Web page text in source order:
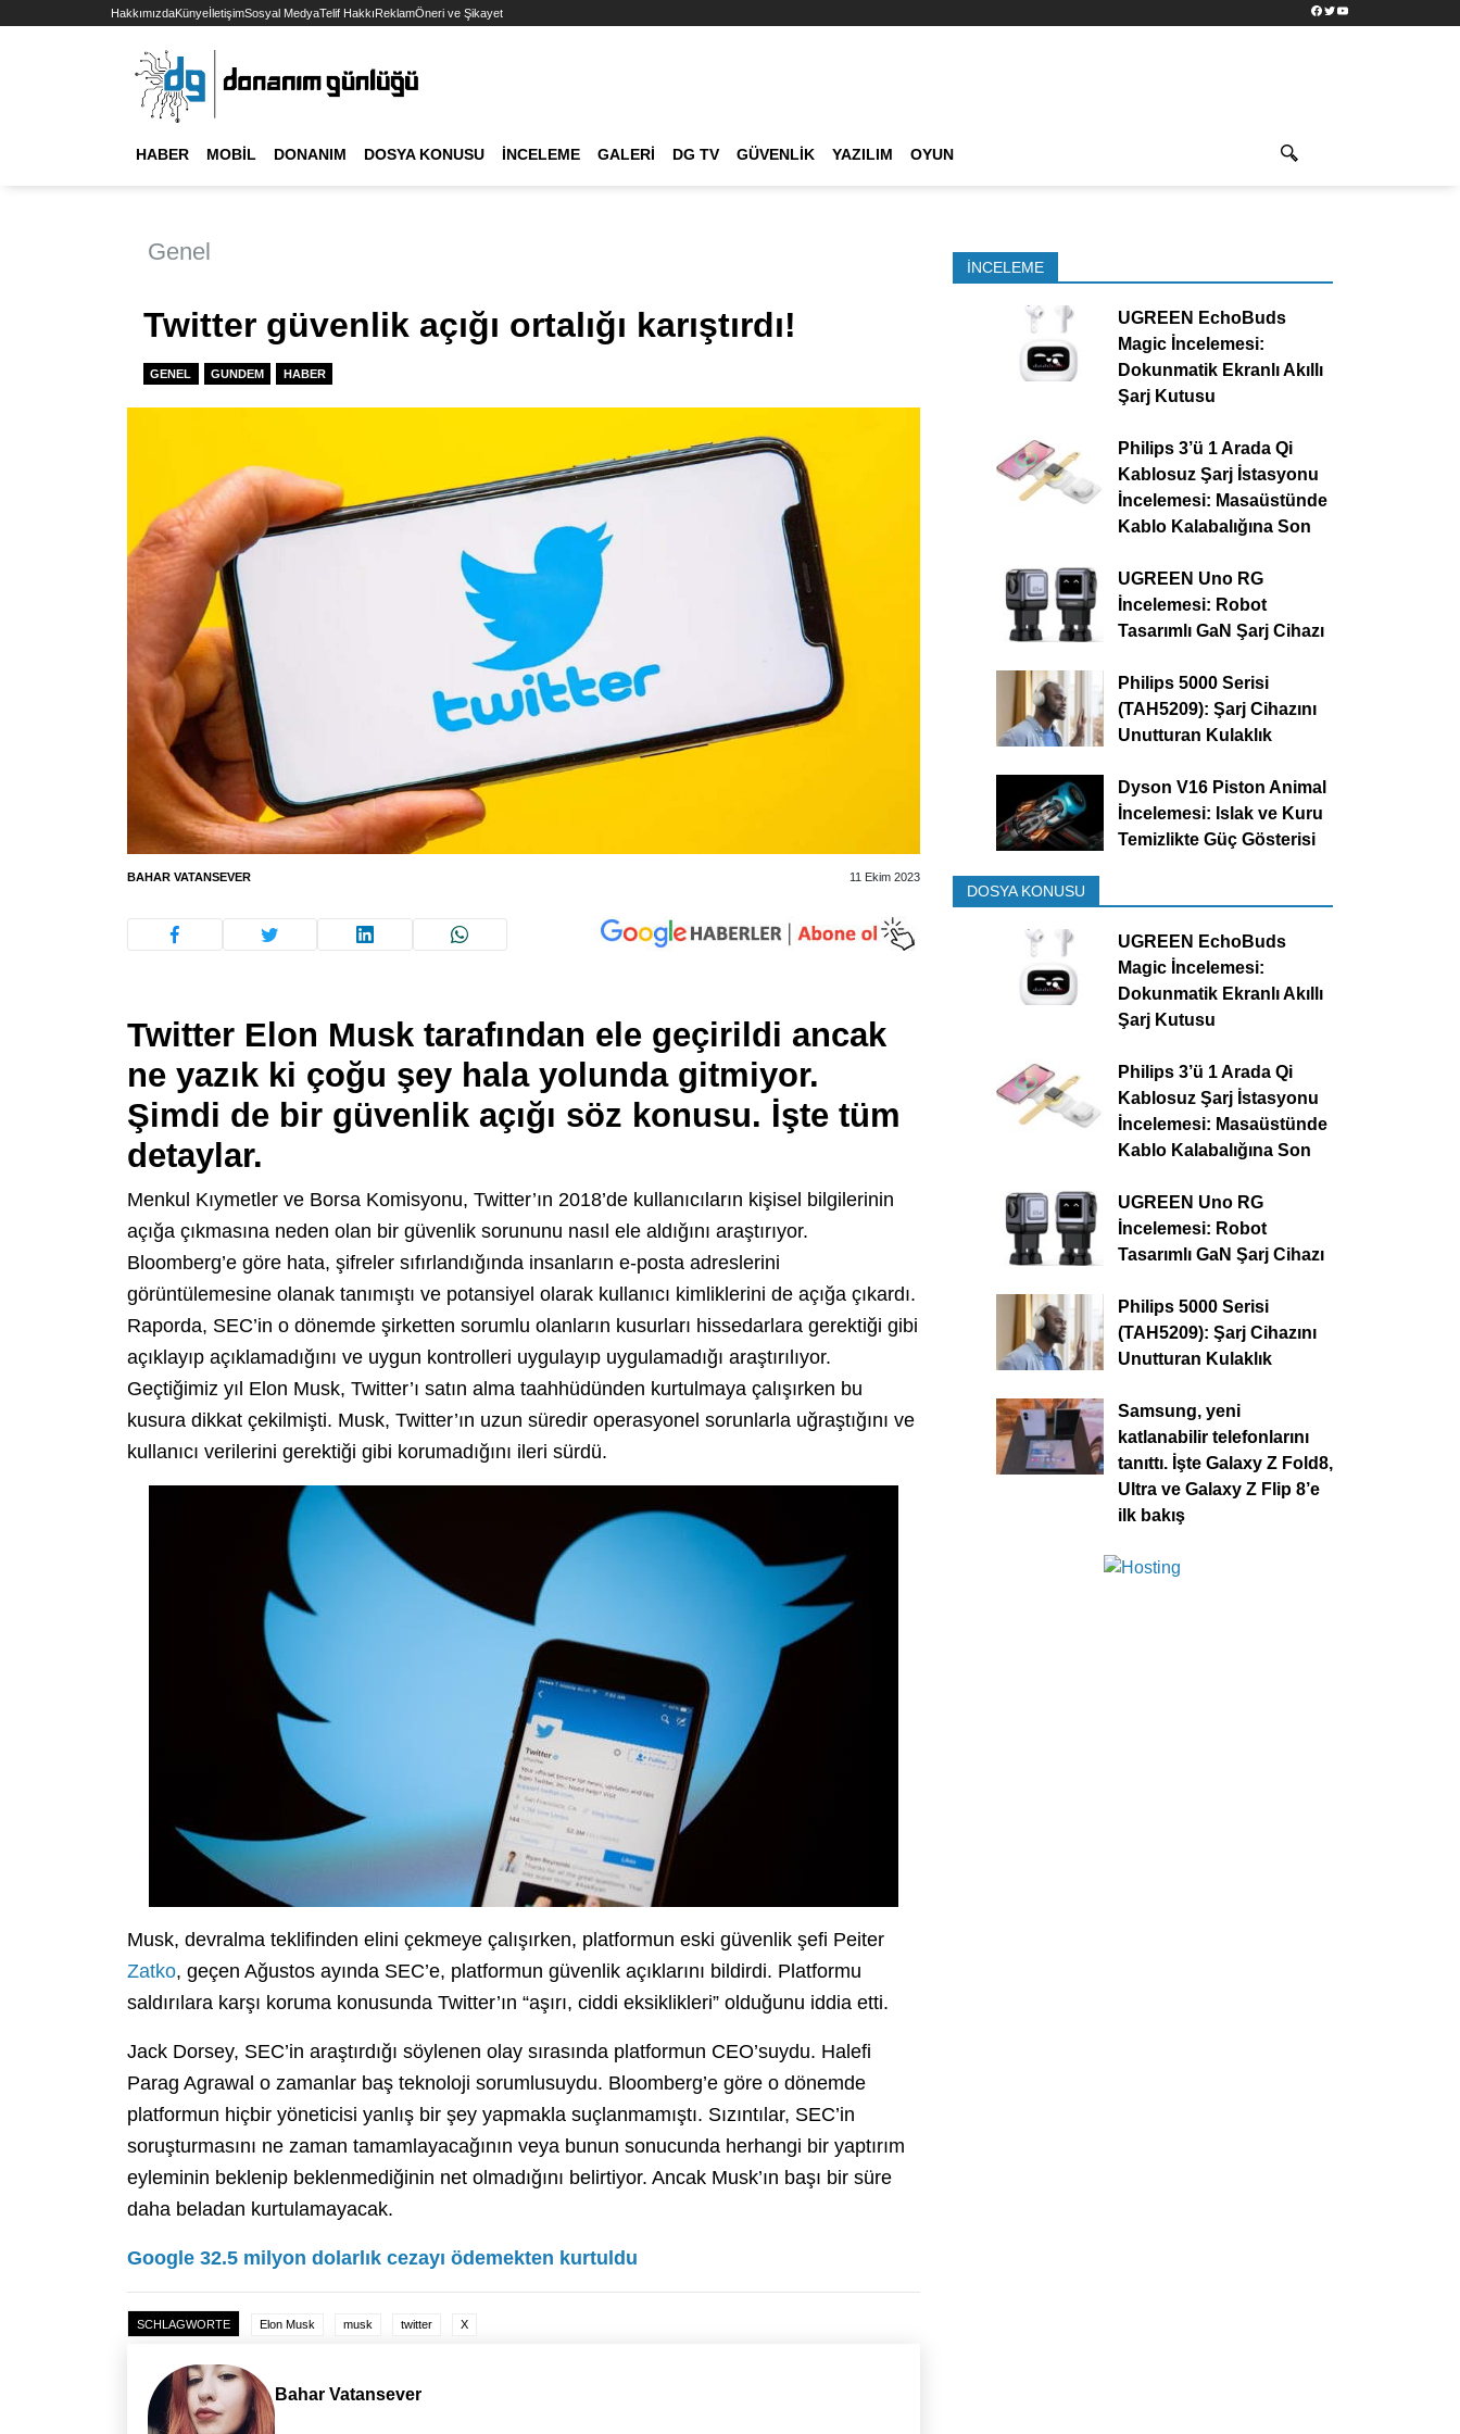
HakkımızdaKünyeİletişimSosyal MedyaTelif HakkıReklamÖneri ve Şikayet Facebook
TwitterYouTube
HABER MOBIL DONANIM DOSYA KONUSU İNCELEME GALERI DG TV GÜVENLIK YAZILIM OYUN
Genel
Twitter güvenlik açığı ortalığı karıştırdı!
GENEL GUNDEM HABER
BAHAR VATANSEVER 11 Ekim 2023
Twitter Elon Musk tarafından ele geçirildi ancak
ne yazık ki çoğu şey hala yolunda gitmiyor.
Şimdi de bir güvenlik açığı söz konusu. İşte tüm
detaylar.
Menkul Kıymetler ve Borsa Komisyonu, Twitter’ın 2018’de kullanıcıların kişisel bilgilerinin
açığa çıkmasına neden olan bir güvenlik sorununu nasıl ele aldığını araştırıyor.
Bloomberg’e göre hata, şifreler sıfırlandığında insanların e-posta adreslerini
görüntülemesine olanak tanımıştı ve potansiyel olarak kullanıcı kimliklerini de açığa çıkardı.
Raporda, SEC’in o dönemde şirketten sorumlu olanların kusurları hissedarlara gerektiği gibi
açıklayıp açıklamadığını ve uygun kontrolleri uygulayıp uygulamadığı araştırılıyor.
Geçtiğimiz yıl Elon Musk, Twitter’ı satın alma taahhüdünden kurtulmaya çalışırken bu
kusura dikkat çekilmişti. Musk, Twitter’ın uzun süredir operasyonel sorunlarla uğraştığını ve
kullanıcı verilerini gerektiği gibi korumadığını ileri sürdü.
Musk, devralma teklifinden elini çekmeye çalışırken, platformun eski güvenlik şefi Peiter
Zatko, geçen Ağustos ayında SEC’e, platformun güvenlik açıklarını bildirdi. Platformu
saldırılara karşı koruma konusunda Twitter’ın “aşırı, ciddi eksiklikleri” olduğunu iddia etti.
Jack Dorsey, SEC’in araştırdığı söylenen olay sırasında platformun CEO’suydu. Halefi
Parag Agrawal o zamanlar baş teknoloji sorumlusuydu. Bloomberg’e göre o dönemde
platformun hiçbir yöneticisi yanlış bir şey yapmakla suçlanmamıştı. Sızıntılar, SEC’in
soruşturmasını ne zaman tamamlayacağının veya bunun sonucunda herhangi bir yaptırım
eyleminin beklenip beklenmediğinin net olmadığını belirtiyor. Ancak Musk’ın başı bir süre
daha beladan kurtulamayacak.
Google 32.5 milyon dolarlık cezayı ödemekten kurtuldu
SCHLAGWORTE Elon Musk musk twitter X
Bahar Vatansever
İNCELEME
UGREEN EchoBuds
Magic İncelemesi:
Dokunmatik Ekranlı Akıllı
Şarj Kutusu
Philips 3’ü 1 Arada Qi
Kablosuz Şarj İstasyonu
İncelemesi: Masaüstünde
Kablo Kalabalığına Son
UGREEN Uno RG
İncelemesi: Robot
Tasarımlı GaN Şarj Cihazı
Philips 5000 Serisi
(TAH5209): Şarj Cihazını
Unutturan Kulaklık
Dyson V16 Piston Animal
İncelemesi: Islak ve Kuru
Temizlikte Güç Gösterisi
DOSYA KONUSU
UGREEN EchoBuds
Magic İncelemesi:
Dokunmatik Ekranlı Akıllı
Şarj Kutusu
Philips 3’ü 1 Arada Qi
Kablosuz Şarj İstasyonu
İncelemesi: Masaüstünde
Kablo Kalabalığına Son
UGREEN Uno RG
İncelemesi: Robot
Tasarımlı GaN Şarj Cihazı
Philips 5000 Serisi
(TAH5209): Şarj Cihazını
Unutturan Kulaklık
Samsung, yeni
katlanabilir telefonlarını
tanıttı. İşte Galaxy Z Fold8,
Ultra ve Galaxy Z Flip 8’e
ilk bakış